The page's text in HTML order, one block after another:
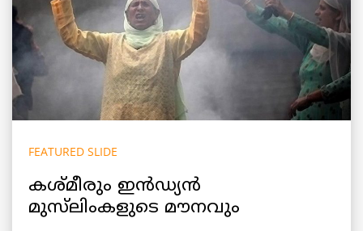
FEATURED SLIDE
കശ്മീരും ഇൻഡ്യൻ
മുസ്‌ലിംകളുടെ മൗനവും